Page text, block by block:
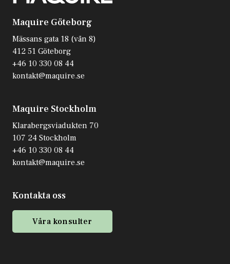
Maquire Göteborg
Mässans gata 18 (vån 8)
412 51 Göteborg
+46 10 330 08 44
kontakt@maquire.se
Maquire Stockholm
Klarabergsviadukten 70
107 24 Stockholm
+46 10 330 08 44
kontakt@maquire.se
Kontakta oss
Våra konsulter